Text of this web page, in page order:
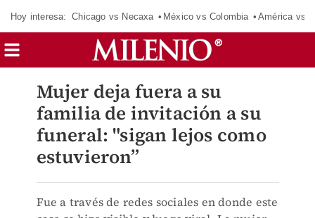
Hoy interesa: Chicago vs Necaxa México vs Colombia América vs
Mujer deja fuera a su
familia de invitación a su
funeral: "sigan lejos como
estuvieron”
Fue a través de redes sociales en donde este